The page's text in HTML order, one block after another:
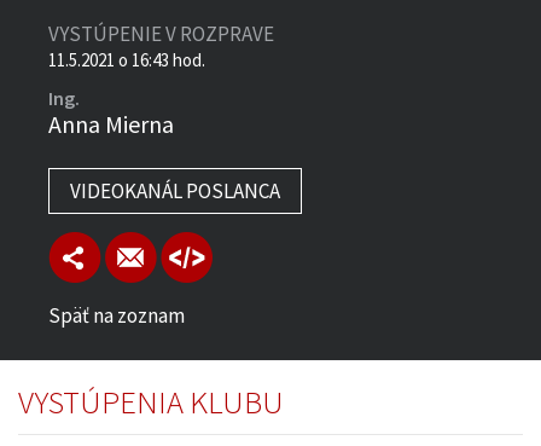
5:16:47
VYSTÚPENIE V ROZPRAVE
11.5.2021 o 16:43 hod.
Ing.
Anna Mierna
VIDEOKANÁL POSLANCA
Späť na zoznam
VYSTÚPENIA KLUBU